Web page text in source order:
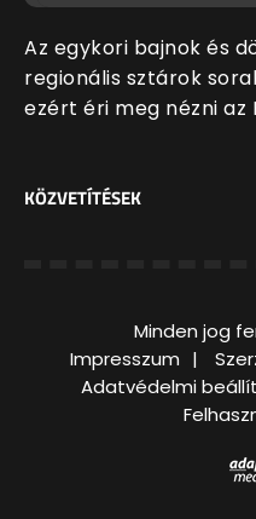
Az egykori bajnok és
regionális sztárok
ezért éri meg nézni az
KÖZVETÍTÉSEK
Minden jog
Impresszum
Adatvédelmi